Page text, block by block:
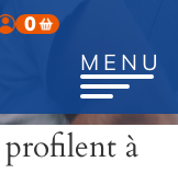
0
MENU
profilent à